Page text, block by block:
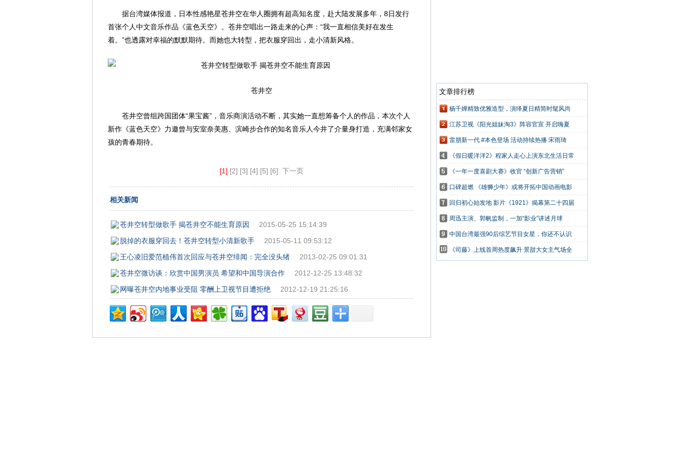
据台湾媒体报道，日本性感艳星苍井空在华人圈拥有超高知名度，赴大陆发展多年，8日发行
首张个人中文音乐作品《蓝色天空》。苍井空唱出一路走来的心声：“我一直相信美好在发生
着。”也透露对幸福的默默期待。而她也大转型，把衣服穿回出，走小清新风格。
苍井空
苍井空曾组跨国团体“果宝酱”，音乐商演活动不断，其实她一直想筹备个人的作品，本次个人
新作《蓝色天空》力邀曾与安室奈美惠、滨崎步合作的知名音乐人今井了介量身打造，充满邻家女
孩的青春期待。
[1] [2] [3] [4] [5] [6] 下一页
相关新闻
苍井空转型做歌手 揭苍井空不能生育原因
2015-05-25 15:14:39
脱掉的衣服穿回去！苍井空转型小清新歌手
2015-05-11 09:53:12
王心凌旧爱范植伟首次回应与苍井空绯闻：完全没头绪
2013-02-25 09:01:31
苍井空微访谈：欣赏中国男演员 希望和中国导演合作
2012-12-25 13:48:32
网曝苍井空内地事业受阻 零酬上卫视节目遭拒绝
2012-12-19 21:25:16